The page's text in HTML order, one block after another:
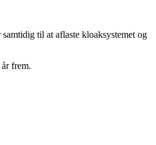
til at aflaste kloaksystemet og
frem.